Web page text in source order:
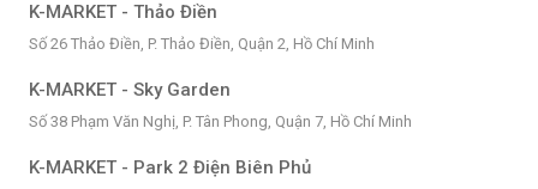
K-MARKET - Thảo Điền
Số 26 Thảo Điền, P. Thảo Điền, Quận 2, Hồ Chí Minh
K-MARKET - Sky Garden
Số 38 Phạm Văn Nghị, P. Tân Phong, Quận 7, Hồ Chí Minh
K-MARKET - Park 2 Điện Biên Phủ